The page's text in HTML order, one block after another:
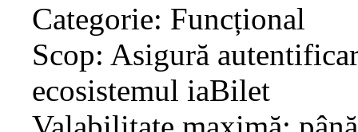
Categorie: Funcțional
Scop: Asigură
ecosistemul iaBilet